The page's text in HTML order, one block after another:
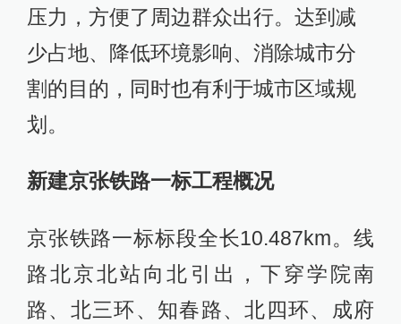
压力，方便了周边群众出行。达到减
少占地、降低环境影响、消除城市分
割的目的，同时也有利于城市区域规
划。
新建京张铁路一标工程概况
京张铁路一标标段全长10.487km。线
路北京北站向北引出，下穿学院南
路、北三环、知春路、北四环、成府